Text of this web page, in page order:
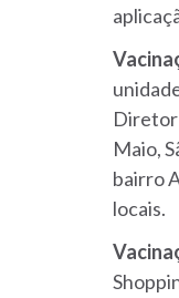
Diretor
Maio,
bairro
locais.